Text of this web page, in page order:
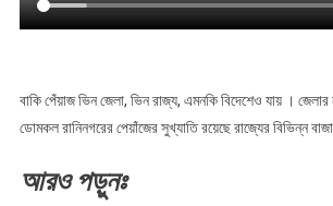
বাকি পেঁয়াজ ভিন জেলা, ভিন রাজ্য, এমনকি বিদেশেও যায় । জেলার
ডোমকল রানিনগরের পেয়াঁজের সুখ্যাতি রয়েছে রাজ্যের বিভিন্ন
আরও পড়ুনঃ